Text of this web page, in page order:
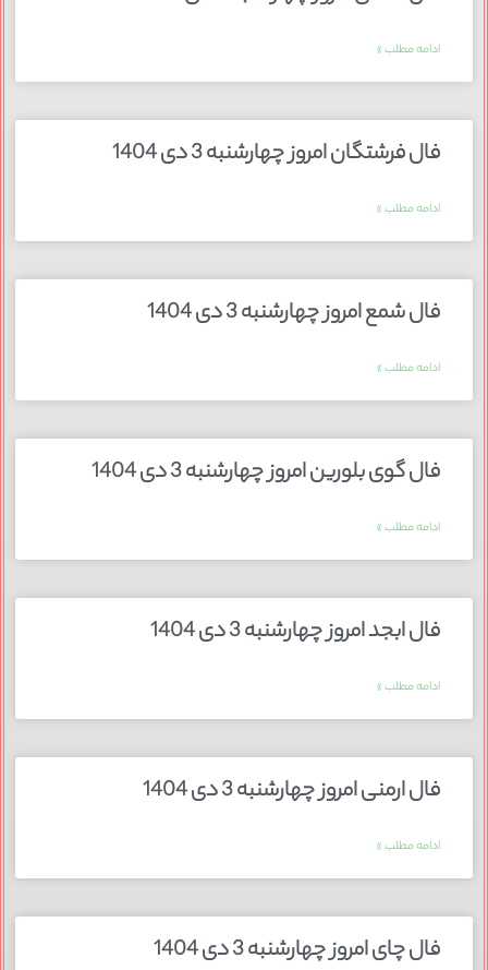
ادامه مطلب »
فال فرشتگان امروز چهارشنبه 3 دی 1404
ادامه مطلب »
فال شمع امروز چهارشنبه 3 دی 1404
ادامه مطلب »
فال گوی بلورین امروز چهارشنبه 3 دی 1404
ادامه مطلب »
فال ابجد امروز چهارشنبه 3 دی 1404
ادامه مطلب »
فال ارمنی امروز چهارشنبه 3 دی 1404
ادامه مطلب »
فال چای امروز چهارشنبه 3 دی 1404